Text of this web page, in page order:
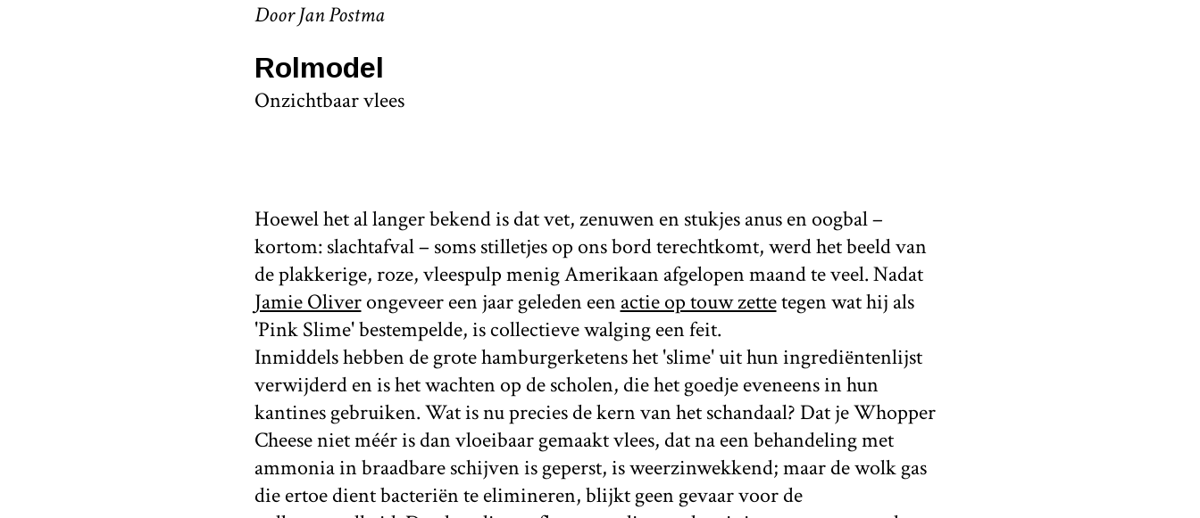
Door Jan Postma
Rolmodel
Onzichtbaar vlees
Hoewel het al langer bekend is dat vet, zenuwen en stukjes anus en oogbal –
kortom: slachtafval – soms stilletjes op ons bord terechtkomt, werd het beeld van
de plakkerige, roze, vleespulp menig Amerikaan afgelopen maand te veel. Nadat
Jamie Oliverongeveer een jaar geleden eenactie op touw zettetegen wat hij als
'Pink Slime' bestempelde, is collectieve walging een feit.
Inmiddels hebben de grote hamburgerketens het 'slime' uit hun ingrediëntenlijst
verwijderd en is het wachten op de scholen, die het goedje eveneens in hun
kantines gebruiken. Wat is nu precies de kern van het schandaal? Dat je Whopper
Cheese niet méér is dan vloeibaar gemaakt vlees, dat na een behandeling met
ammonia in braadbare schijven is geperst, is weerzinwekkend; maar de wolk gas
die ertoe dient bacteriën te elimineren, blijkt geen gevaar voor de